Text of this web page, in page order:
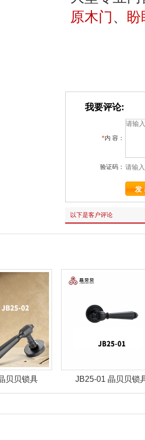
原木门、 盼
我要评论:
*内 容：
验证码：
以下是客户评论
JB25-01 晶贝贝锁具 JB25-